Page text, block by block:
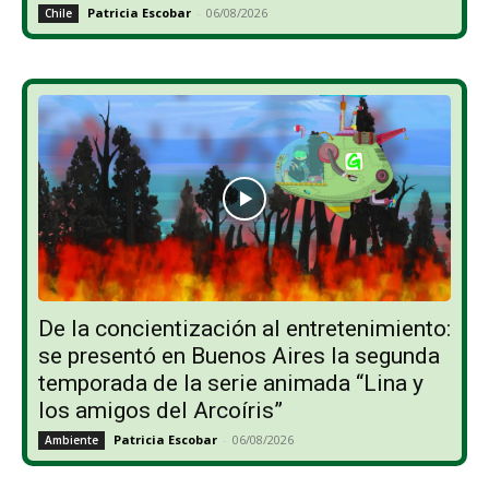
Chile Patricia Escobar - 06/08/2026
De la concientización al entretenimiento:
se presentó en Buenos Aires la segunda
temporada de la serie animada “Lina y
los amigos del Arcoíris”
Ambiente Patricia Escobar - 06/08/2026